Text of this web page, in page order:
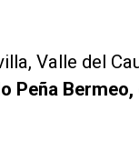
Valle del
Peña